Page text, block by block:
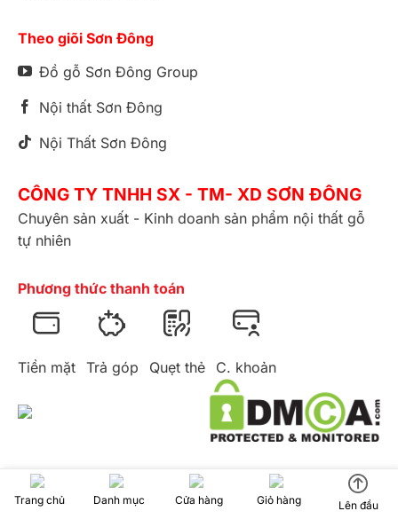
Theo giõi Sơn Đông
Đồ gỗ Sơn Đông Group
Nội thất Sơn Đông
Nội Thất Sơn Đông
CÔNG TY TNHH SX - TM- XD SƠN ĐÔNG
Chuyên sản xuất - Kinh doanh sản phẩm nội thất gỗ
tự nhiên
Phương thức thanh toán
Tiền mặt Trả góp Quẹt thẻ C. khoản
GPKD số: 0311279280 do sở kế hoạch và đầu tư cấp ngày:
Trang chủ Danh mục Cửa hàng Giỏ hàng Lên đầu